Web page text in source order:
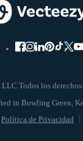
Todos los derechos
Política de Privacidad